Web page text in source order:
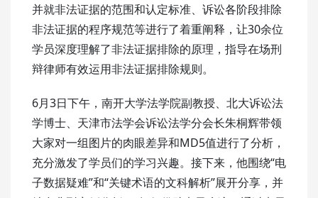
并就非法证据的范围和认定标准、诉讼各阶段排除
非法证据的程序规范等进行了着重阐释，让30余位
学员深度理解了非法证据排除的原理，指导在场刑
辩律师有效运用非法证据排除规则。
6月3日下午，南开大学法学院副教授、北大诉讼法
学博士、天津市法学会诉讼法学分会长朱桐辉带领
大家对一组图片的肉眼差异和MD5值进行了分析，
充分激发了学员们的学习兴趣。接下来，他围绕“电
子数据疑难”和“关键术语的文科解析”展开分享，并